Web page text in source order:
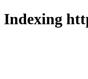
Indexing